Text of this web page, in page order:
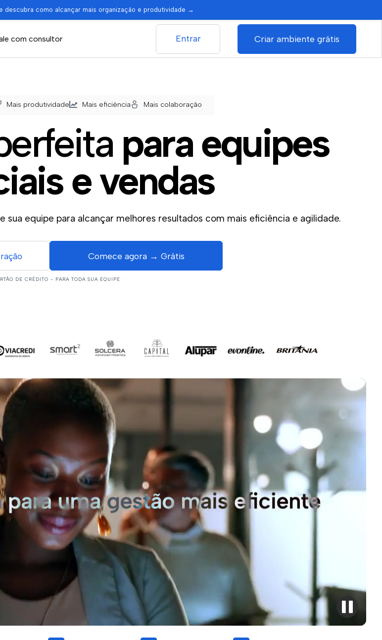
descubra como alcançar mais organização e produtividade →
com consultor Entrar Criar ambiente grátis
Mais produtividade Mais eficiência Mais colaboração
para equipes
e vendas
equipe para alcançar melhores resultados com mais eficiência e agilidade.
Comece agora → Grátis
DE CRÉDITO - PARA TODA SUA EQUIPE